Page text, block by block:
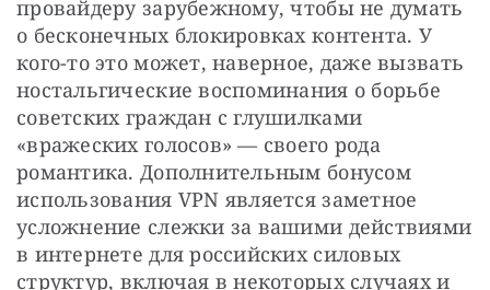
провайдеру зарубежному, чтобы не думать
о бесконечных блокировках контента. У
кого-то это может, наверное, даже вызвать
ностальгические воспоминания о борьбе
советских граждан с глушилками
«вражеских голосов» — своего рода
романтика. Дополнительным бонусом
использования VPN является заметное
усложнение слежки за вашими действиями
в интернете для российских силовых
структур, включая в некоторых случаях и